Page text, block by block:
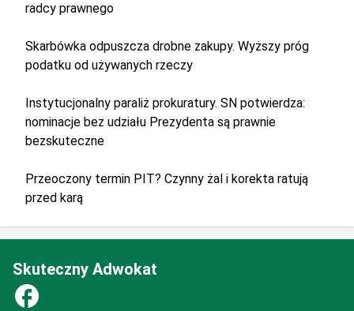
radcy prawnego
Skarbówka odpuszcza drobne zakupy. Wyższy próg
podatku od używanych rzeczy
Instytucjonalny paraliż prokuratury. SN potwierdza:
nominacje bez udziału Prezydenta są prawnie
bezskuteczne
Przeoczony termin PIT? Czynny żal i korekta ratują
przed karą
Skuteczny Adwokat
facebook